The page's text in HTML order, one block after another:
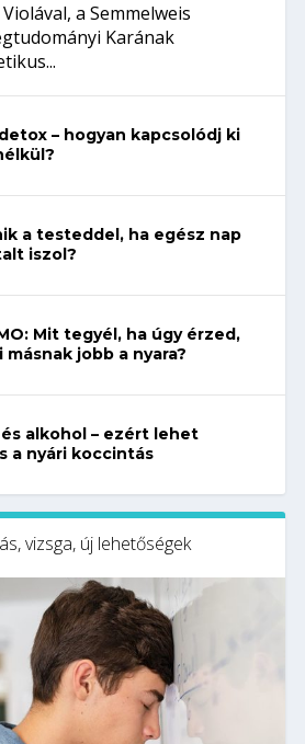
a Semmelweis
Karának
– hogyan kapcsolódj ki
a testeddel, ha egész nap
iszol?
Mit tegyél, ha úgy érzed,
másnak jobb a nyara?
alkohol – ezért lehet
a nyári koccintás
vizsga, új lehetőségek